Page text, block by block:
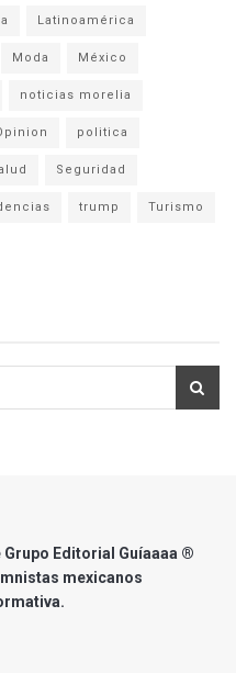
Latinoamérica
Moda México
noticias morelia
politica
Seguridad
trump Turismo
Editorial Guíaaaa ®
mexicanos